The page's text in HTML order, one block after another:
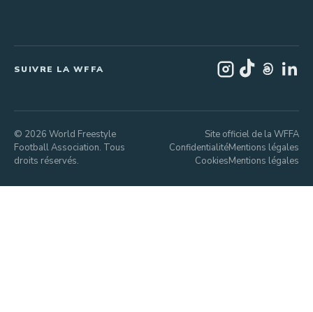
SUIVRE LA WFFA
© 2026 World Freestyle
Football Association. Tous
droits réservés.
Site officiel de la WFFA
ConfidentialitéMentions légales
CookiesMentions légales